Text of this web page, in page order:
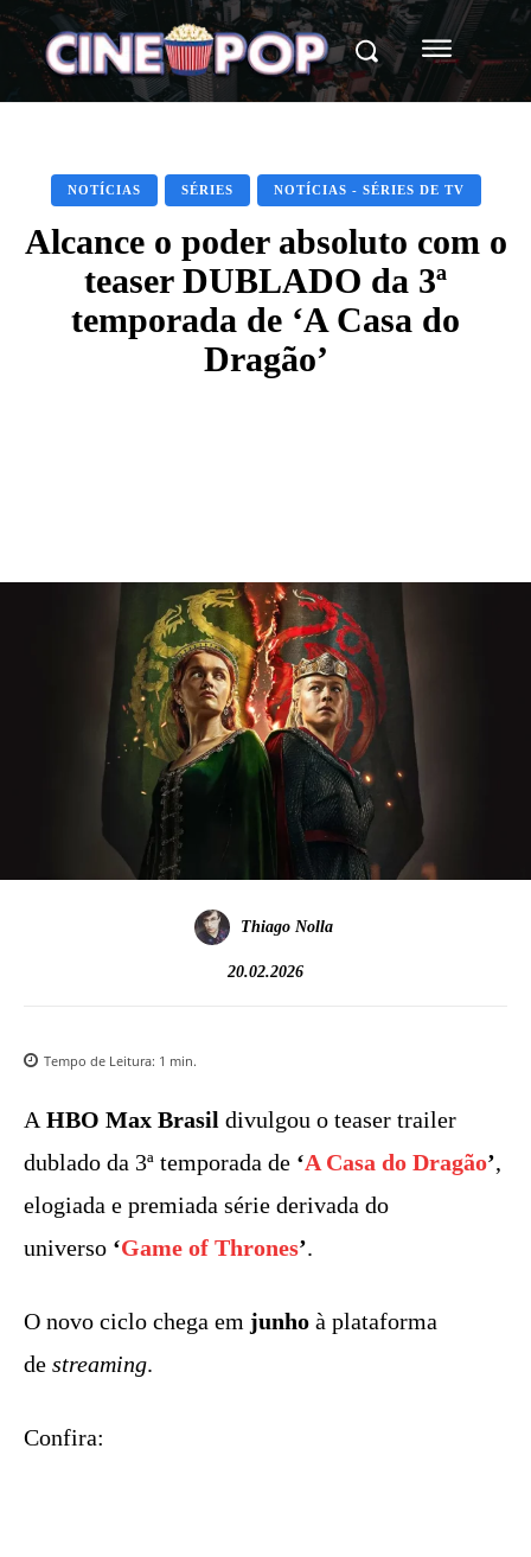
NOTÍCIAS SÉRIES NOTÍCIAS - SÉRIES DE TV
Alcance o poder absoluto com o
teaser DUBLADO da 3ª
temporada de ‘A Casa do
Dragão’
Thiago Nolla
20.02.2026
Tempo de Leitura: 1 min.
AHBO Max Brasil divulgou o teaser trailer
dublado da 3ª temporada de ‘A Casa do Dragão’,
elogiada e premiada série derivada do
universo ‘Game of Thrones’.
O novo ciclo chega em junho à plataforma
de streaming.
Confira: